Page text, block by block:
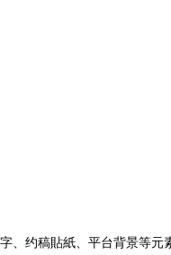
、约稿貼紙、平台背景等